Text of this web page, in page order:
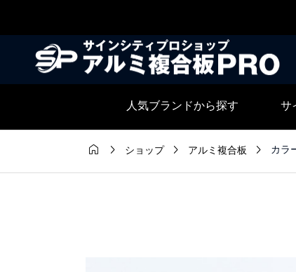
人気ブランドから探す サ
  ショップ  アルミ複合板  カラ